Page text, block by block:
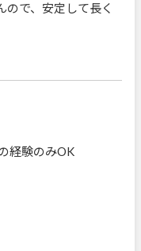
で、安定して長く
経験のみOK